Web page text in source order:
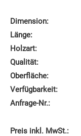
Dimension:
Länge:
Holzart:
Qualität:
Oberfläche:
Verfügbarkeit:
Anfrage‑Nr.:
Preis inkl. MwSt.: